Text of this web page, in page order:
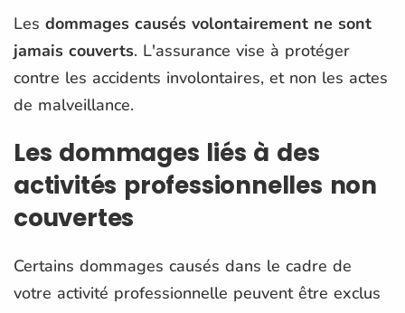
Les dommages causés volontairement ne sont
jamais couverts. L'assurance vise à protéger
contre les accidents involontaires, et non les actes
de malveillance.
Les dommages liés à des
activités professionnelles non
couvertes
Certains dommages causés dans le cadre de
votre activité professionnelle peuvent être exclus